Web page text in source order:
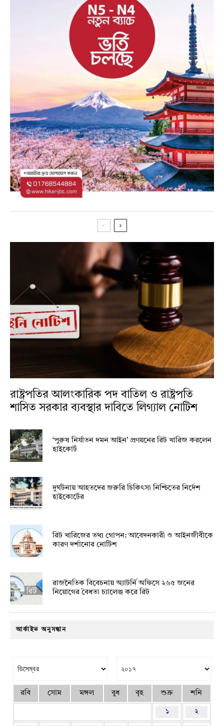
রাষ্ট্রপতির আলংকারিক পদ বাতিল ও রাষ্ট্রপতি
শাসিত সরকার ব্যবস্থার দাবিতে লিগ্যাল নোটিশ
‘পুরুষ নির্যাতন দমন আইন’ প্রণয়নের রিট খারিজ করলেন
হাইকোর্ট
দুর্ঘটনায় আহতদের জরুরি চিকিৎসা নিশ্চিতের নির্দেশ
হাইকোর্টের
রিট খারিজের তথ্য গোপন: আবেদনকারী ও আইনজীবীকে
কারণ দর্শানোর নোটিশ
রাজনৈতিক বিবেচনায় অ‍্যাটর্নি অফিসে ২৬৫ জনের
নিয়োগের বৈধতা চ্যালেঞ্জ করে রিট
আর্কাইভ অনুসন্ধান
রবি সোম মঙ্গল বুধ বৃহ শুক্র শনি
১ ২